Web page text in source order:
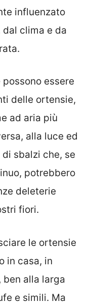
influenzato
dal clima e da
essere
delle ortensie,
ad aria più
alla luce ed
sbalzi che, se
potrebbero
deleterie
fiori.
le ortensie
in casa, in
alla larga
e simili. Ma